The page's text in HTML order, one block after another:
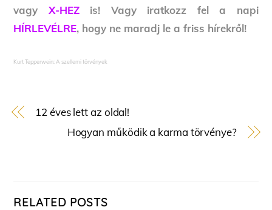
vagy X-HEZis! Vagy iratkozz fel a napi
HÍRLEVÉLRE, hogy ne maradj le a friss hírekről!
Kurt Tepperwein: A szellemi törvények
12 éves lett az oldal!
Hogyan működik a karma törvénye?
RELATED POSTS